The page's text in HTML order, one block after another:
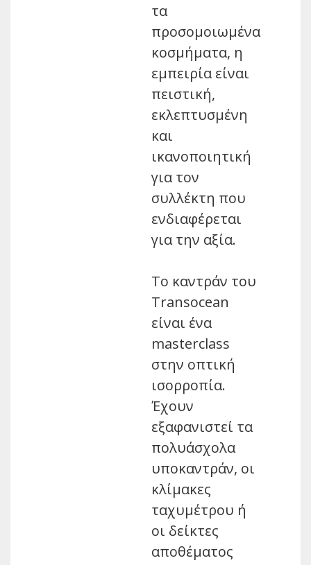
τα
προσομοιωμένα
κοσμήματα, η
εμπειρία είναι
πειστική,
εκλεπτυσμένη
και
ικανοποιητική
για τον
συλλέκτη που
ενδιαφέρεται
για την αξία.
Το καντράν του
Transocean
είναι ένα
masterclass
στην οπτική
ισορροπία.
Έχουν
εξαφανιστεί τα
πολυάσχολα
υποκαντράν, οι
κλίμακες
ταχυμέτρου ή
οι δείκτες
αποθέματος